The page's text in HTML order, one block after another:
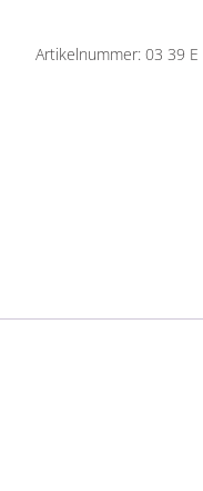
Set,
Artikelnummer: 03 39 E